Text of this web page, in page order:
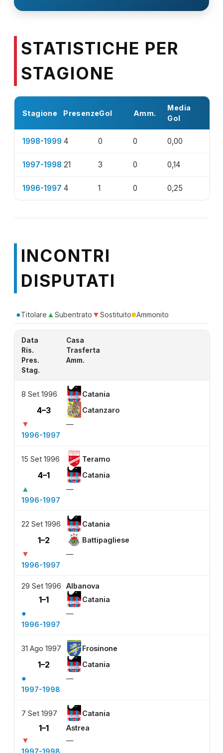
STATISTICHE PER
STAGIONE
Stagione PresenzeGol Amm.
Media
Gol
1998-1999 4 0 0 0,00
1997-1998 21 3 0 0,14
1996-1997 4 1 0 0,25
INCONTRI
DISPUTATI
●Titolare ▲Subentrato ▼Sostituito■Ammonito
Data
Casa
Ris.
Trasferta
Pres.
Amm.
Stag.
8 Set 1996 Catania
4–3 Catanzaro
▼
—
1996-1997
15 Set 1996 Teramo
4–1 Catania
▲
—
1996-1997
22 Set 1996 Catania
1–2 Battipagliese
▼
—
1996-1997
29 Set 1996 Albanova
1–1 Catania
●
—
1996-1997
31 Ago 1997 Frosinone
1–2 Catania
●
—
1997-1998
7 Set 1997 Catania
1–1 Astrea
▼
—
1997-1998